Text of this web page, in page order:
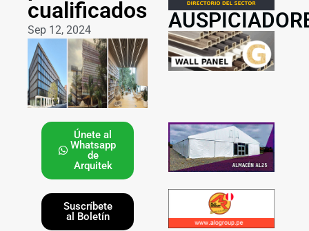
cualificados
Sep 12, 2024
Únete al
Whatsapp
de
Arquitek
Suscríbete
al Boletín